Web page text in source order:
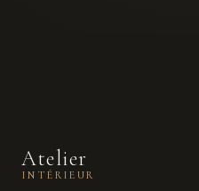
Atelier
INTÉRIEUR